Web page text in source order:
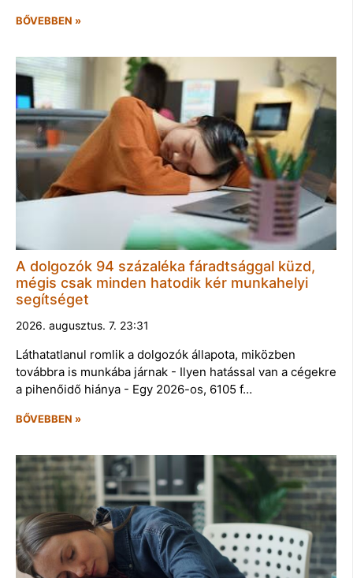
BŐVEBBEN »
A dolgozók 94 százaléka fáradtsággal küzd,
mégis csak minden hatodik kér munkahelyi
segítséget
2026. augusztus. 7. 23:31
Láthatatlanul romlik a dolgozók állapota, miközben
továbbra is munkába járnak - Ilyen hatással van a cégekre
a pihenőidő hiánya - Egy 2026-os, 6105 f…
BŐVEBBEN »